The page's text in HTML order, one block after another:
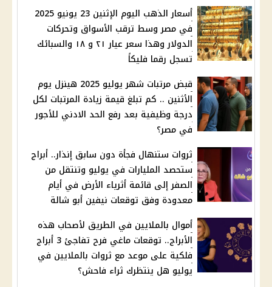
أسعار الذهب اليوم الإثنين 23 يونيو 2025
في مصر وسط ترقب الأسواق وتحركات
الدولار وهذا سعر عيار ٢١ و ١٨ والسبائك
تسجل رقما فليكاً
قبض مرتبات شهر يوليو 2025 هينزل يوم
الأثنين .. كم تبلغ قيمة زيادة المرتبات لكل
درجة وظيفية بعد رفع الحد الادني للأجور
في مصر؟
ثروات ستنهال فجأة دون سابق إنذار.. أبراج
ستحصد المليارات في يوليو وتنتقل من
الصفر إلى قائمة أثرياء الأرض في أيام
معدودة وفق توقعات نيفين أبو شالة
أموال بالملايين في الطريق لأصحاب هذه
الأبراج.. توقعات ماغي فرح تفاجئ 3 أبراج
فلكية على موعد مع ثروات بالملايين في
يوليو هل ينتظرك ثراء فاحش؟